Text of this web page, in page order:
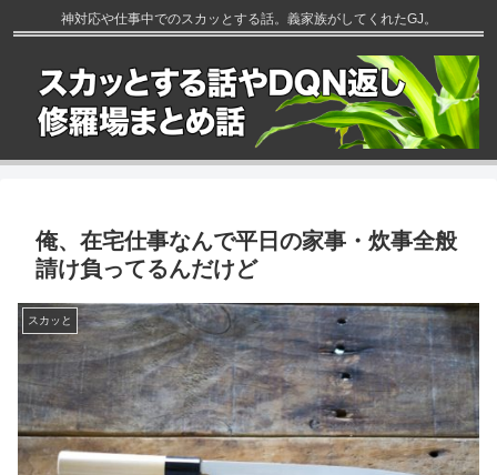
神対応や仕事中でのスカッとする話。義家族がしてくれたGJ。
俺、在宅仕事なんで平日の家事・炊事全般
請け負ってるんだけど
スカッと